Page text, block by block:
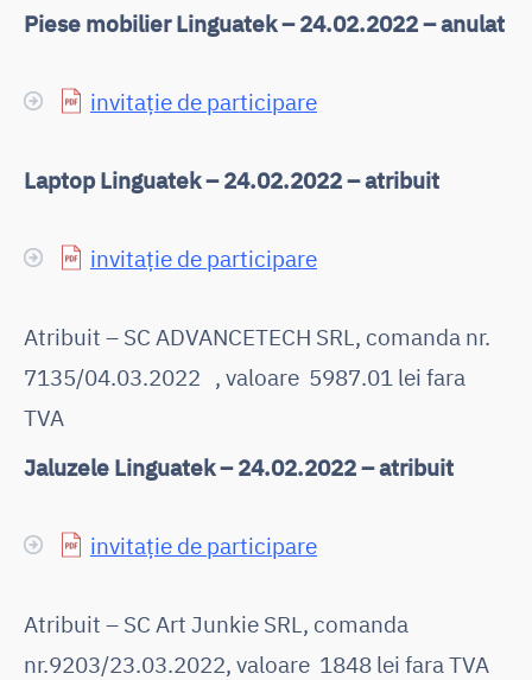
Piese mobilier Linguatek – 24.02.2022 – anulat
invitație de participare
Laptop Linguatek – 24.02.2022 – atribuit
invitație de participare
Atribuit – SC ADVANCETECH SRL, comanda nr.
7135/04.03.2022 , valoare 5987.01 lei fara
TVA
Jaluzele Linguatek – 24.02.2022 – atribuit
invitație de participare
Atribuit – SC Art Junkie SRL, comanda
nr.9203/23.03.2022, valoare 1848 lei fara TVA